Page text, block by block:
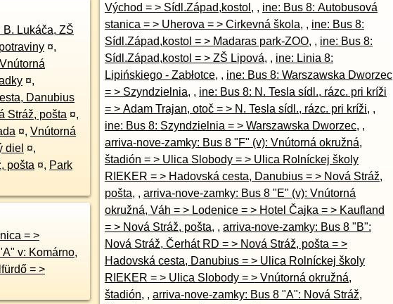
B. Lukáča, ZŠ
¤,
Vnútorná
¤,
Danubius
Stráž, pošta ¤,
¤, Vnútorná
diel ¤,
pošta ¤, Park
= >
v: Komárno,
Východ = > Sídl.Západ,kostol , , ine: Bus 8: Autobusová
stanica = > Uherova = > Cirkevná škola, , ine: Bus 8:
Sídl.Západ,kostol = > Madaras park-ZOO, , ine: Bus 8:
Sídl.Západ,kostol = > ZŠ Lipová, , ine: Linia 8:
Lipińskiego - Zabłotce, , ine: Bus 8: Warszawska Dworzec
= > Szyndzielnia, , ine: Bus 8: N. Tesla sídl., rázc. pri kríži
= > Adam Trajan, otoč = > N. Tesla sídl., rázc. pri kríži, ,
ine: Bus 8: Szyndzielnia = > Warszawska Dworzec, ,
arriva-nove-zamky: Bus 8 "F" (v): Vnútorná okružná,
štadión = > Ulica Slobody = > Ulica Rolníckej školy
RIEKER = > Hadovská cesta, Danubius = > Nová Stráž,
pošta, , arriva-nove-zamky: Bus 8 "E" (v): Vnútorná
okružná, Váh = > Lodenice = > Hotel Čajka = > Kaufland
= > Nová Stráž, pošta, , arriva-nove-zamky: Bus 8 "B":
Nová Stráž, Čerhát RD = > Nová Stráž, pošta = >
Hadovská cesta, Danubius = > Ulica Rolníckej školy
RIEKER = > Ulica Slobody = > Vnútorná okružná,
štadión, , arriva-nove-zamky: Bus 8 "A": Nová Stráž,